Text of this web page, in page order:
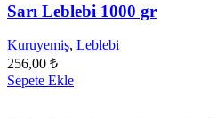
Sarı Leblebi 1000 gr
Kuruyemiş, Leblebi
256,00 ₺
Sepete Ekle